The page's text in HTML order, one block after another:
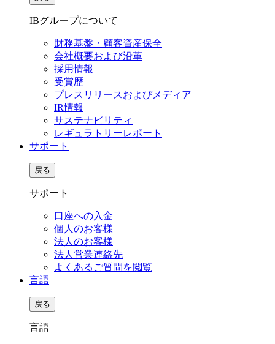
IBグループについて
財務基盤・顧客資産保全
会社概要および沿革
採用情報
受賞歴
プレスリリースおよびメディア
IR情報
サステナビリティ
レギュラトリーレポート
サポート
戻る
サポート
口座への入金
個人のお客様
法人のお客様
法人営業連絡先
よくあるご質問を閲覧
言語
戻る
言語